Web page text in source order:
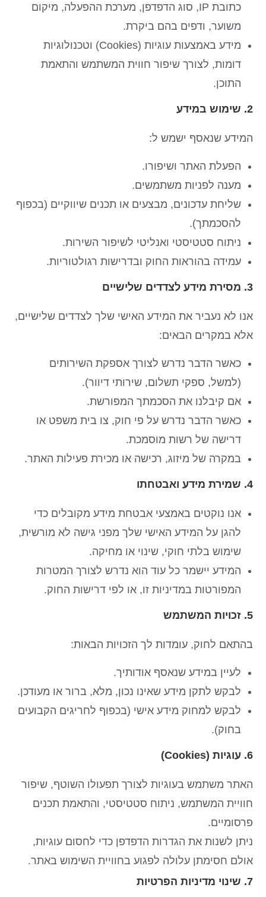
כתובת IP, סוג הדפדפן, מערכת ההפעלה, מיקום
משוער, ודפים בהם ביקרת.
מידע באמצעות עוגיות (Cookies) וטכנולוגיות
דומות, לצורך שיפור חווית המשתמש והתאמת
התוכן.
2. שימוש במידע
המידע שנאסף ישמש ל:
הפעלת האתר ושיפורו.
מענה לפניות משתמשים.
שליחת עדכונים, מבצעים או תכנים שיווקיים (בכפוף
להסכמתך).
ניתוח סטטיסטי ואנליטי לשיפור השירות.
עמידה בהוראות החוק ובדרישות רגולטוריות.
3. מסירת מידע לצדדים שלישיים
אנו לא נעביר את המידע האישי שלך לצדדים שלישיים,
אלא במקרים הבאים:
כאשר הדבר נדרש לצורך אספקת השירותים
(למשל, ספקי תשלום, שירותי דיוור).
אם קיבלנו את הסכמתך המפורשת.
כאשר הדבר נדרש על פי חוק, צו בית משפט או
דרישה של רשות מוסמכת.
במקרה של מיזוג, רכישה או מכירת פעילות האתר.
4. שמירת מידע ואבטחתו
אנו נוקטים באמצעי אבטחת מידע מקובלים כדי
להגן על המידע האישי שלך מפני גישה לא מורשית,
שימוש בלתי חוקי, שינוי או מחיקה.
המידע יישמר כל עוד הוא נדרש לצורך המטרות
המפורטות במדיניות זו, או לפי דרישות החוק.
5. זכויות המשתמש
בהתאם לחוק, עומדות לך הזכויות הבאות:
לעיין במידע שנאסף אודותיך.
לבקש לתקן מידע שאינו נכון, מלא, ברור או מעודכן.
לבקש למחוק מידע אישי (בכפוף לחריגים הקבועים
בחוק).
6. עוגיות (Cookies)
האתר משתמש בעוגיות לצורך תפעולו השוטף, שיפור
חוויית המשתמש, ניתוח סטטיסטי, והתאמת תכנים
פרסומיים.
ניתן לשנות את הגדרות הדפדפן כדי לחסום עוגיות,
אולם חסימתן עלולה לפגוע בחוויית השימוש באתר.
7. שינוי מדיניות הפרטיות